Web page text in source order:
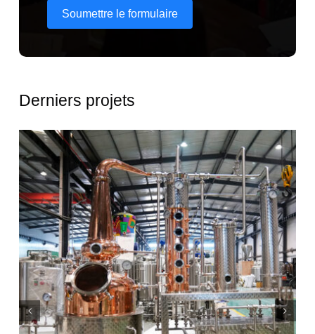
Soumettre le formulaire
Derniers projets